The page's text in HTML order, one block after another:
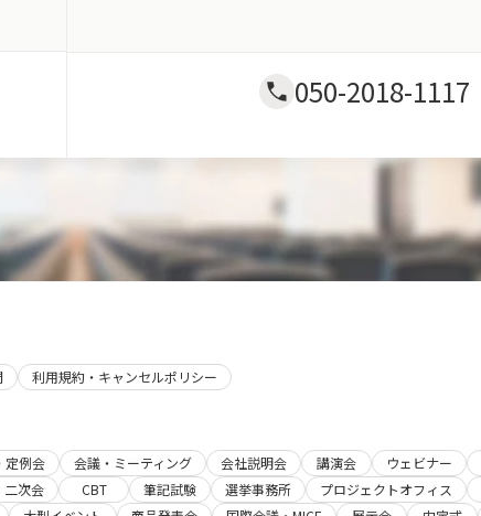
部会
ーン
は対
象外
とな
050-2018-1117
利用規約・キャンセルポリシー
定例会 会議・ミーティング 会社説明会 講演会 ウェビナー
二次会 CBT 筆記試験 選挙事務所 プロジェクトオフィス